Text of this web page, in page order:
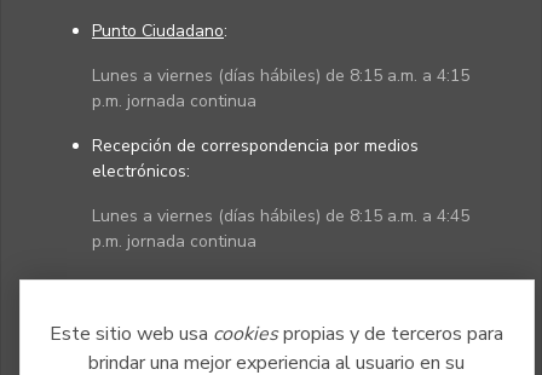
Este sitio web usa cookiespropias y de terceros para
brindar una mejor experiencia al usuario en su
Punto Ciudadano:
Lunes a viernes (días hábiles) de 8:15 a.m. a 4:15
p.m. jornada continua
Recepción de correspondencia por medios
electrónicos:
Lunes a viernes (días hábiles) de 8:15 a.m. a 4:45
p.m. jornada continua